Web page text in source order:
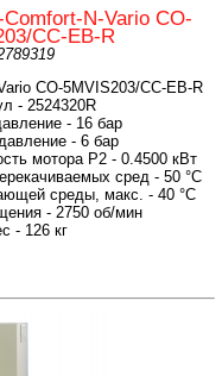
N-Vario CO-
CC-EB-R
CO-5MVIS203/CC-EB-R
- 2524320R
- 16 бар
- 6 бар
мотора P2 - 0.4500 кВт
сред - 50 °C
среды, макс. - 40 °C
- 2750 об/мин
- 126 кг